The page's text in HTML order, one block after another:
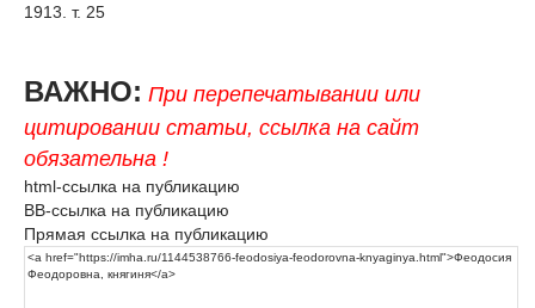
1913. т. 25
ВАЖНО: При перепечатывании или
цитировании статьи, ссылка на сайт
обязательна !
html-ссылка на публикацию
BB-ссылка на публикацию
Прямая ссылка на публикацию